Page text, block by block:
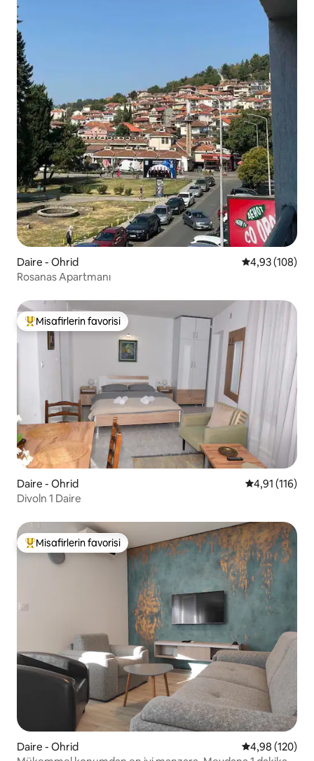
Daire - Ohrid 5 üzerinden
4,93 (108)
Rosanas Apartmanı
Misafirlerin favorilerinden en beğenilenler arasında
Misafirlerin favorisi
Daire - Ohrid 5 üzerinden
4,91 (116)
Divoln 1 Daire
Misafirlerin favorilerinden en beğenilenler arasında
Misafirlerin favorisi
Daire - Ohrid 5 üzerinden
4,98 (120)